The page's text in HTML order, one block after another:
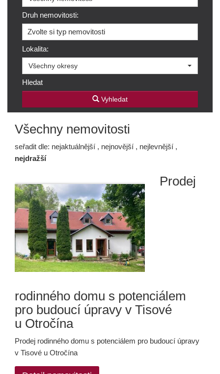
Druh nemovitosti:
Zvolte si typ nemovitosti
Lokalita:
Všechny okresy
Hledat
Vyhledat
Všechny nemovitosti
seřadit dle: nejaktuálnější , nejnovější , nejlevnější ,
nejdražší
Prodej
rodinného domu s potenciálem
pro budoucí úpravy v Tisové
u Otročína
Prodej rodinného domu s potenciálem pro budoucí úpravy
v Tisové u Otročína